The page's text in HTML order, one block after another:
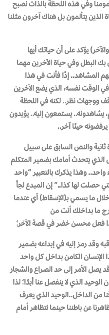
وفي هذه اللحظة بالذات نصبح
الذين يتألمون بل هناك آخرون مثلنا
يؤكد على أن حياتك أيها
البطل وفي حياة الآخرين مهما
المشاهد.. إذًا فأنت في هذا
في الوقت نفسه، الذي يضع الآخرين
ووجهات نظر.. لكنه في اللحظة
يشاهدونه.. يستمعون إليه.. يؤيدون
حينًا آخر..
ثانية والنص السابق على سبيل
الذي يتحدث أمامك بضمير المتكلم
وهذا يذكرك بالتعبير “واحد
حصلت لها كذا..” إن المبدع لجأ
ما يسمي بـ(الإسقاط) أي عندما
ما بداخلك أنت من
فعل محسن خضر في قصة الآخر؛
وقد رمز إليه في إبداعه بضمير
الإنسان الكامن بداخل كل واحد
يصل الأمر إلى حد الصراع والشجار
الوحيد الذي لا ينفصل عنا أبدًا؛ لذا
من الداخل..الوحيد الذي يعرف
عن باطننا حينما نتظاهر أمام